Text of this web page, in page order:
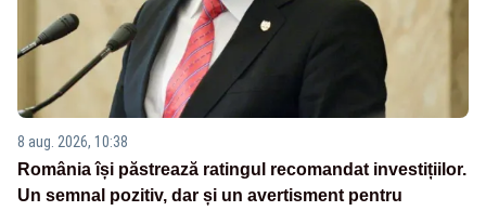
8 aug. 2026, 10:38
România își păstrează ratingul recomandat investițiilor.
Un semnal pozitiv, dar și un avertisment pentru